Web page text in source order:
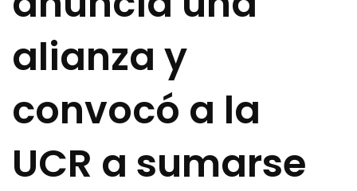
alianza y
convocó a la
UCR a sumarse